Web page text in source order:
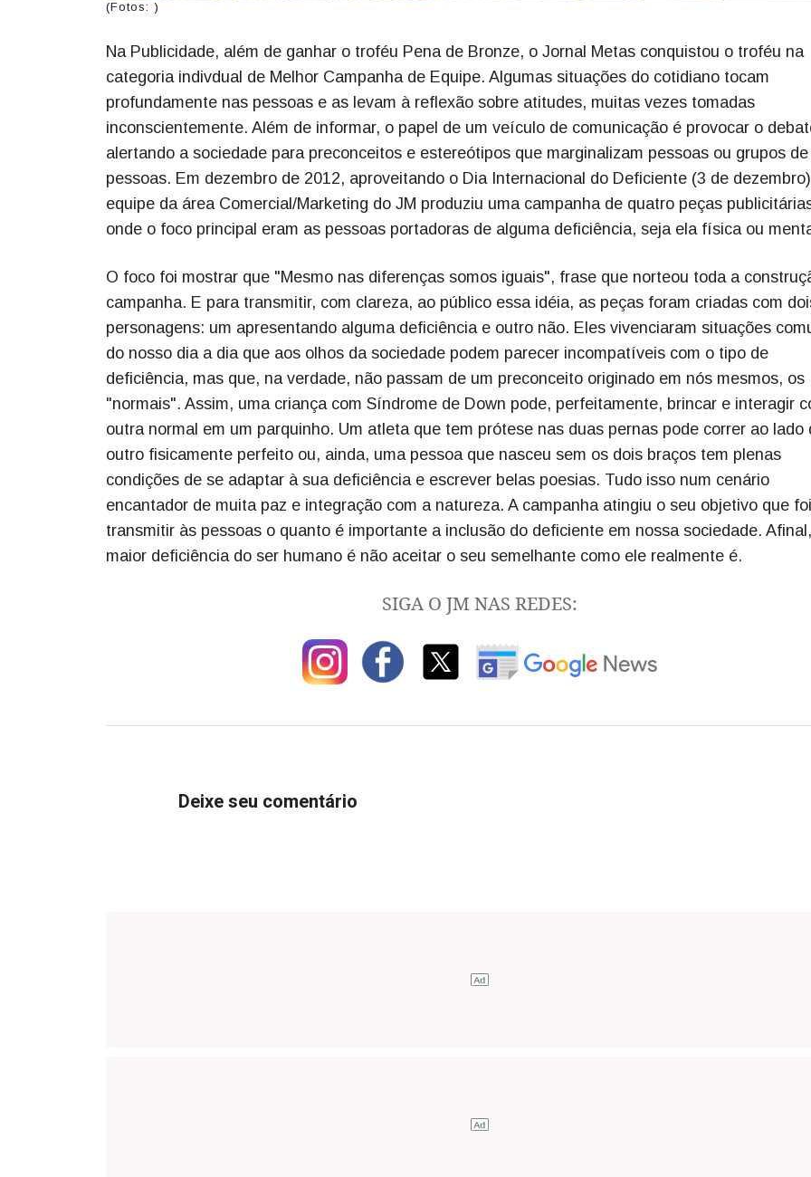
(Fotos: )
Na Publicidade, além de ganhar o troféu Pena de Bronze, o Jornal Metas conquistou o troféu na
categoria indivdual de Melhor Campanha de Equipe. Algumas situações do cotidiano tocam
profundamente nas pessoas e as levam à reflexão sobre atitudes, muitas vezes tomadas
inconscientemente. Além de informar, o papel de um veículo de comunicação é provocar o
alertando a sociedade para preconceitos e estereótipos que marginalizam pessoas ou grupos de
pessoas. Em dezembro de 2012, aproveitando o Dia Internacional do Deficiente (3 de
equipe da área Comercial/Marketing do JM produziu uma campanha de quatro peças
onde o foco principal eram as pessoas portadoras de alguma deficiência, seja ela física ou
O foco foi mostrar que "Mesmo nas diferenças somos iguais", frase que norteou toda a
campanha. E para transmitir, com clareza, ao público essa idéia, as peças foram criadas com
personagens: um apresentando alguma deficiência e outro não. Eles vivenciaram situações
do nosso dia a dia que aos olhos da sociedade podem parecer incompatíveis com o tipo de
deficiência, mas que, na verdade, não passam de um preconceito originado em nós mesmos, os
"normais". Assim, uma criança com Síndrome de Down pode, perfeitamente, brincar e interagir
outra normal em um parquinho. Um atleta que tem prótese nas duas pernas pode correr ao lado
outro fisicamente perfeito ou, ainda, uma pessoa que nasceu sem os dois braços tem plenas
condições de se adaptar à sua deficiência e escrever belas poesias. Tudo isso num cenário
encantador de muita paz e integração com a natureza. A campanha atingiu o seu objetivo que foi
transmitir às pessoas o quanto é importante a inclusão do deficiente em nossa sociedade.
maior deficiência do ser humano é não aceitar o seu semelhante como ele realmente é.
SIGA O JM NAS REDES:
Deixe seu comentário